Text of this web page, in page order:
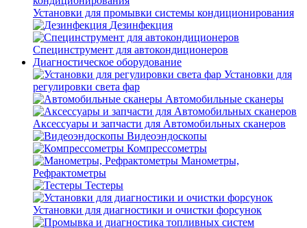
Установки для промывки системы кондиционирования
Дезинфекция
Специнструмент для автокондиционеров
Диагностическое оборудование
Установки для
регулировки света фар
Автомобильные сканеры
Аксессуары и запчасти для Автомобильных сканеров
Видеоэндоскопы
Компрессометры
Манометры,
Рефрактометры
Тестеры
Установки для диагностики и очистки форсунок